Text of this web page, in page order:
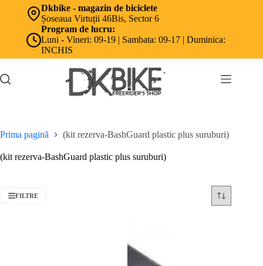
Dkbike - magazin de biciclete
Șoseaua Virtuții 46Bis, Sector 6
Program de lucru:
Luni - Vineri: 09-19 | Sambata: 09-17 | Duminica:
INCHIS
Prima pagină (kit rezerva-BashGuard plastic plus suruburi)
(kit rezerva-BashGuard plastic plus suruburi)
FILTRE